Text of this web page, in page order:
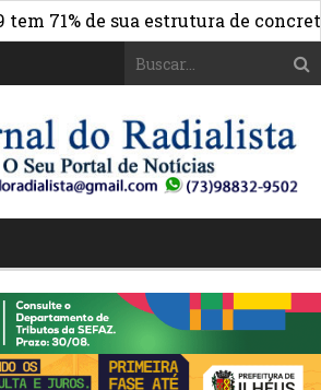
de sua estrutura de concreto